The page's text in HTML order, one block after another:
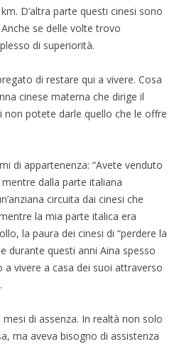
D’altra parte questi cinesi sono
se delle volte trovo
di superiorità.
di restare qui a vivere. Cosa
cinese materna che dirige il
non potete darle quello che le offre
di appartenenza: “Avete venduto
mentre dalla parte italiana
circuita dai cinesi che
la mia parte italica era
la paura dei cinesi di “perdere la
durante questi anni Aina spesso
vivere a casa dei suoi attraverso
di assenza. In realtà non solo
ma aveva bisogno di assistenza